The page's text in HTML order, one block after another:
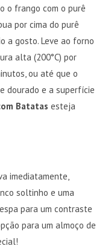
o frango com o purê
por cima do purê
a gosto. Leve ao forno
alta (200°C) por
ou até que o
dourado e a superfície
Batatas esteja
imediatamente,
soltinho e uma
para um contraste
para um almoço de